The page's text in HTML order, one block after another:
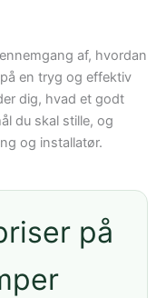
af, hvordan
en tryg og effektiv
dig, hvad et godt
du skal stille, og
og installatør.
på